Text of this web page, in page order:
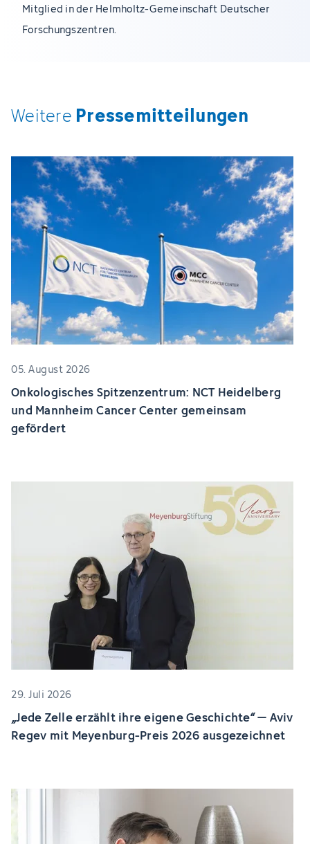
Mitglied in der Helmholtz-Gemeinschaft Deutscher
Forschungszentren.
Weitere Pressemitteilungen
05. August 2026
Onkologisches Spitzenzentrum: NCT Heidelberg
und Mannheim Cancer Center gemeinsam
gefördert
29. Juli 2026
„Jede Zelle erzählt ihre eigene Geschichte“ – Aviv
Regev mit Meyenburg-Preis 2026 ausgezeichnet